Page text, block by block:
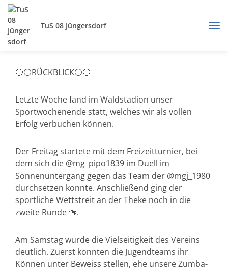
TuS 08 Jüngersdorf
🔵⚪️RÜCKBLICK⚪️🔵
Letzte Woche fand im Waldstadion unser
Sportwochenende statt, welches wir als vollen
Erfolg verbuchen können.
Der Freitag startete mit dem Freizeitturnier, bei
dem sich die @mg_pipo1839 im Duell im
Sonnenuntergang gegen das Team der @mgj_1980
durchsetzen konnte. Anschließend ging der
sportliche Wettstreit an der Theke noch in die
zweite Runde 🍻.
Am Samstag wurde die Vielseitigkeit des Vereins
deutlich. Zuerst konnten die Jugendteams ihr
Können unter Beweiss stellen, ehe unsere Zumba-